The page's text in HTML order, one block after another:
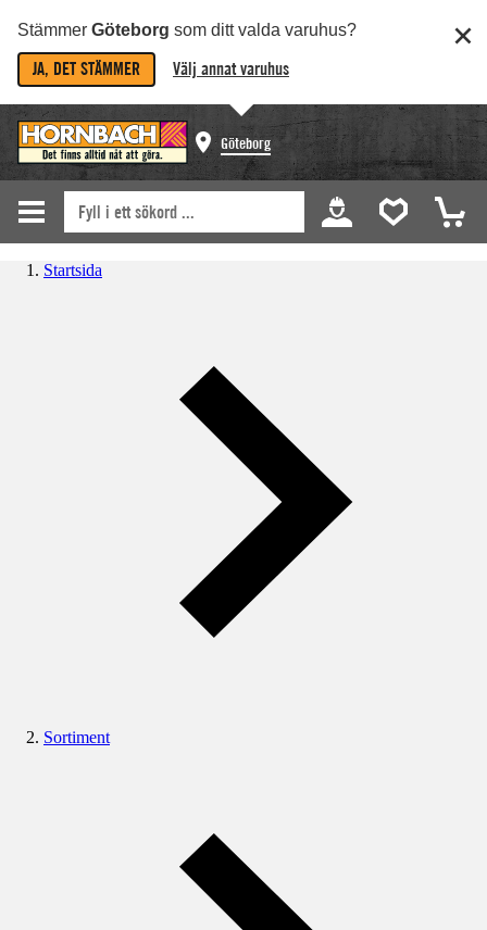
Stämmer Göteborg som ditt valda varuhus?
JA, DET STÄMMER Välj annat varuhus
Göteborg
Startsida
Sortiment